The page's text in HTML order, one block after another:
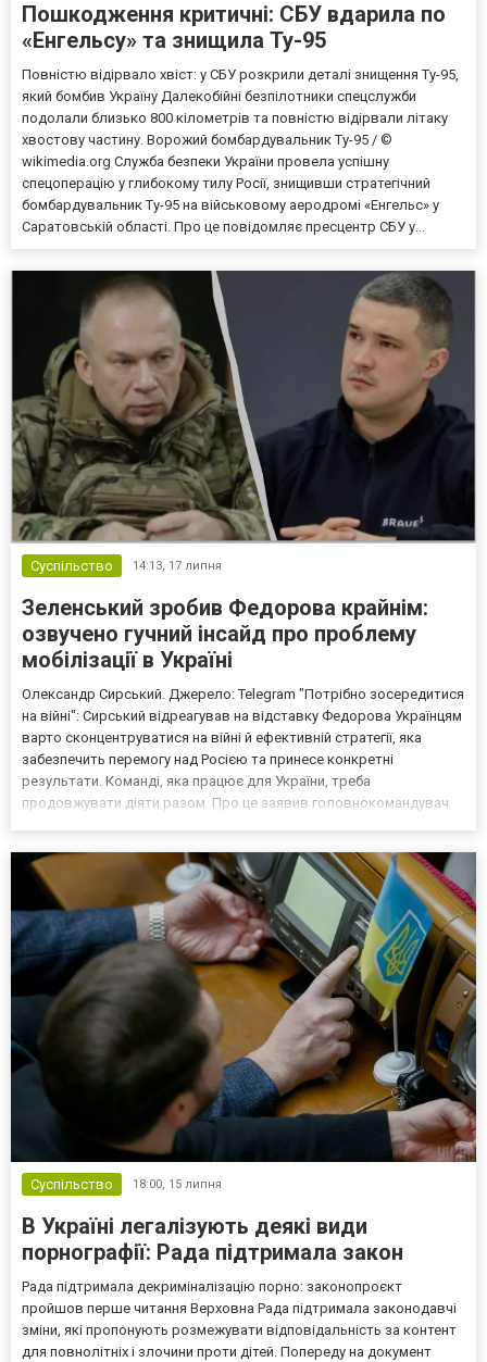
Пошкодження критичні: СБУ вдарила по
«Енгельсу» та знищила Ту-95
Повністю відірвало хвіст: у СБУ розкрили деталі знищення Ту-95,
який бомбив Україну Далекобійні безпілотники спецслужби
подолали близько 800 кілометрів та повністю відірвали літаку
хвостову частину. Ворожий бомбардувальник Ту-95 / ©
wikimedia.org Служба безпеки України провела успішну
спецоперацію у глибокому тилу Росії, знищивши стратегічний
бомбардувальник Ту-95 на військовому аеродромі «Енгельс» у
Саратовській області. Про це повідомляє пресцентр СБУ у...
Суспільство 14:13, 17 липня
Зеленський зробив Федорова крайнім:
озвучено гучний інсайд про проблему
мобілізації в Україні
Олександр Сирський. Джерело: Telegram "Потрібно зосередитися
на війні": Сирський відреагував на відставку Федорова Українцям
варто сконцентруватися на війні й ефективній стратегії, яка
забезпечить перемогу над Росією та принесе конкретні
результати. Команді, яка працює для України, треба
продовжувати діяти разом. Про це заявив головнокомандувач
Суспільство 18:00, 15 липня
В Україні легалізують деякі види
порнографії: Рада підтримала закон
Рада підтримала декриміналізацію порно: законопроєкт
пройшов перше читання Верховна Рада підтримала законодавчі
зміни, які пропонують розмежувати відповідальність за контент
для повнолітніх і злочини проти дітей. Попереду на документ